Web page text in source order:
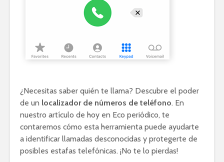
¿Necesitas saber quién te llama? Descubre el poder
de un localizador de números de teléfono. En
nuestro artículo de hoy en Eco periódico, te
contaremos cómo esta herramienta puede ayudarte
a identificar llamadas desconocidas y protegerte de
posibles estafas telefónicas. ¡No te lo pierdas!